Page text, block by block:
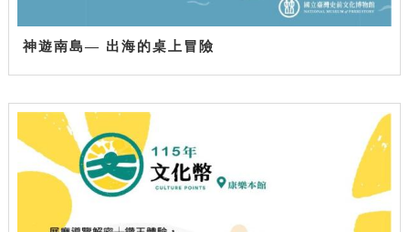
神遊南島— 出海的桌上冒險